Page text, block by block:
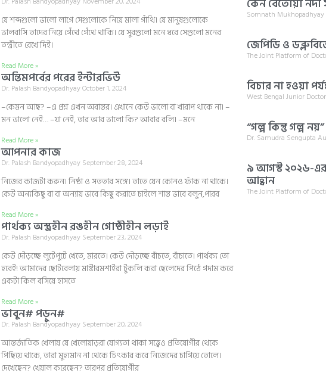
যে শব্দগুলো ভালো লাগে সেগুলোকে নিয়ে মালা গাঁথি। যে মানুষগুলোকে
ভালবাসি তাদের নিয়ে গেঁথে গেঁথে থাকি। যে সুরগুলো মনে ধরে সেগুলো মনের
তন্ত্রীতে রেখে দিই।
Read More »
অন্তিমপর্বের পরের ইন্টারভিউ
Dr. Palash BandyopadhyayOctober 1, 2024
–কেমন আছ? –এ প্রশ্ন এখন অবান্তর। এখানে কেউ ভালো বা খারাপ থাকে না। –
মন ভালো নেই… –যা নেই, তার আর ভালো কি? আবার বলি। –মনে
Read More »
আপনার কাজ
Dr. Palash Bandyopadhyay September 28, 2024
নিজের কাজটা করুন। নিষ্ঠা ও সততার সঙ্গে। তাতে যেন কোনও ফাঁক না থাকে।
কেউ অন্যকিছু বা বা অন্যায় ভাবে কিছু করাতে চাইলে শান্ত ভাবে বলুন,পারব
Read More »
পার্থক্য অস্ত্রহীন রঙহীন গোষ্ঠীহীন লড়াই
Dr. Palash Bandyopadhyay September 23, 2024
কেউ দৌড়চ্ছে লুটেপুটে খেতে, মারতে। কেউ দৌড়চ্ছে বাঁচতে, বাঁচাতে। পার্থক্য তো
হবেই! আমাদের ছোটবেলায় মাষ্টারমশাইরা টুকলি করা ছেলেদের পিঠে গদাম করে
একটা কিল বসিয়ে হাসতে
Read More »
ভাবুন# পড়ুন#
Dr. Palash Bandyopadhyay September 20, 2024
আন্তর্জাতিক খেলায় যে খেলোয়াড়রা যোগ্যতা থাকা সত্ত্বেও প্রতিযোগীর থেকে
পিছিয়ে থাকে, তারা মুহ্যমান না থেকে চিৎকার করে নিজেদের চাগিয়ে তোলে।
দেখেছেন? খেয়াল করেছেন? তারপর প্রতিযোগীর
কেন বেতোয়া নদী
Somnath Mukhopadhyay
জেপিডি ও
The Joint Platform of
বিচার না হওয়া
West Bengal Junior
“গল্প কিন্তু গল্প নয়”
Dr. Samudra Sengupta
৯ আগস্ট ২০২৬-এর
আহ্বান
The Joint Platform of